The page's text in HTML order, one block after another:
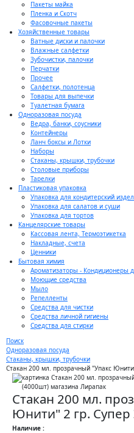
Пакеты майка
Пленка и Скотч
Фасовочные пакеты
Хозяйственные товары
Ватные диски и палочки
Влажные салфетки
Зубочистки, палочки
Перчатки
Прочее
Салфетки, полотенца
Товары для выпечки
Туалетная бумага
Одноразовая посуда
Ведра, банки, соусники
Контейнеры
Ланч боксы и Лотки
Наборы
Стаканы, крышки, трубочки
Столовые приборы
Тарелки
Пластиковая упаковка
Упаковка для кондитерский
Упаковка для салатов и суши
Упаковка для тортов
Канцелярские товары
Кассовая лента, Термоэтикетка
Накладные, счета
Ценники
Бытовая химия
Ароматизаторы - Кондиционеры
Моющие средства
Мыло
Репелленты
Средства для чистки
Средства личной гигиены
Средства для стирки
Поиск
Одноразовая посуда
Стаканы, крышки, трубочки
Стакан 200 мл. прозрачный "Упакс
Стакан 200 мл.
Юнити" 2 гр.
Наличие :